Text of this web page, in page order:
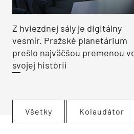
Na obzore je ďalší
polyfunkčný projekt v
Bratislave. Na Chalupkovej
sa má stavať za 45 miliónov
eur